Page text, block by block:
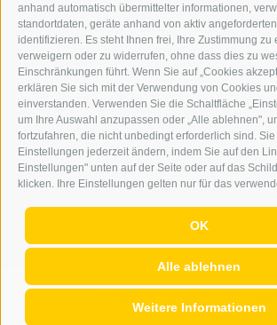
anhand automatisch übermittelter informationen,
standortdaten, geräte anhand von aktiv
identifizieren. Es steht Ihnen frei, Ihre Zustimmung zu
verweigern oder zu widerrufen, ohne dass dies zu
Einschränkungen führt. Wenn Sie auf „Cookies
erklären Sie sich mit der Verwendung von Cookies
einverstanden. Verwenden Sie die Schaltfläche
um Ihre Auswahl anzupassen oder „Alle ablehnen",
fortzufahren, die nicht unbedingt erforderlich sind.
Einstellungen jederzeit ändern, indem Sie auf den
Einstellungen" unten auf der Seite oder auf das
klicken. Ihre Einstellungen gelten nur für das
OK
Alle ablehnen
Weitere Informationen
ONLINE VOTING
SERVICE
VERANSTALTUNGSKALENDER
KLEINANZEIGER
NÜTZLICHE LINKS
WETTER
WEBCAM
VIDEOS
TRAUER
Cookie